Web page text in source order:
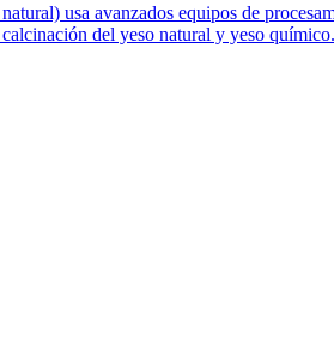
usa avanzados equipos de
del yeso natural y yeso químico.